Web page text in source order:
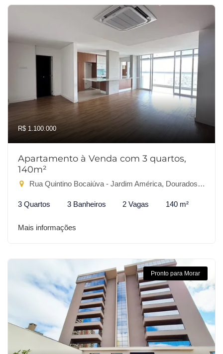
R$ 1.100.000
Apartamento à Venda com 3 quartos,
140m²
Rua Quintino Bocaiúva - Jardim América, Dourados-MS
3 Quartos 3 Banheiros 2 Vagas 140 m²
Mais informações
Pronto para Morar